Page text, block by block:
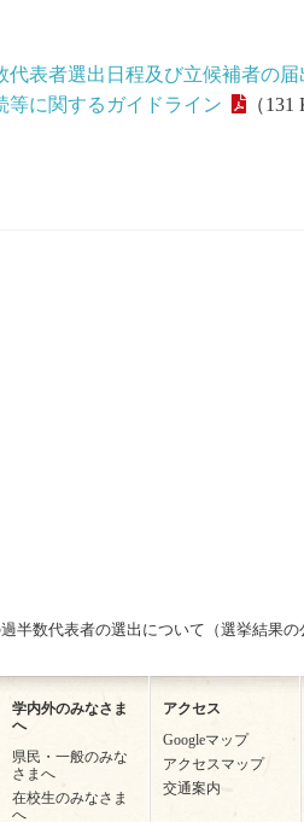
表者選出日程及び立候補者の届
等に関するガイドライン
（131
数代表者の選出について（選挙結果の
学内外のみなさま
へ
県民・一般のみな
さまへ
在校生のみなさま
へ
アクセス
Googleマップ
アクセスマップ
交通案内